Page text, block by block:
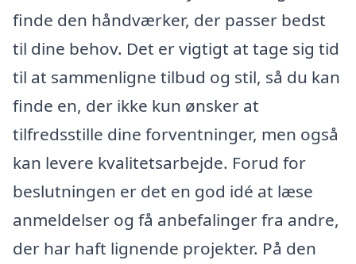
finde den håndværker, der passer bedst
til dine behov. Det er vigtigt at tage sig tid
til at sammenligne tilbud og stil, så du kan
finde en, der ikke kun ønsker at
tilfredsstille dine forventninger, men også
kan levere kvalitetsarbejde. Forud for
beslutningen er det en god idé at læse
anmeldelser og få anbefalinger fra andre,
der har haft lignende projekter. På den